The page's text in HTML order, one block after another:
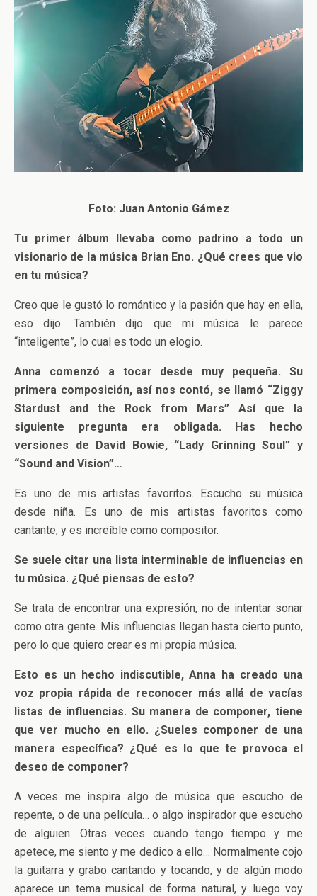
Foto: Juan Antonio Gámez
Tu primer álbum llevaba como padrino a todo un
visionario de la música Brian Eno. ¿Qué crees que vio
en tu música?
Creo que le gustó lo romántico y la pasión que hay en ella,
eso dijo. También dijo que mi música le parece
“inteligente”, lo cual es todo un elogio.
Anna comenzó a tocar desde muy pequeña. Su
primera composición, así nos contó, se llamó “Ziggy
Stardust and the Rock from Mars” Así que la
siguiente pregunta era obligada. Has hecho
versiones de David Bowie, “Lady Grinning Soul” y
“Sound and Vision”…
Es uno de mis artistas favoritos. Escucho su música
desde niña. Es uno de mis artistas favoritos como
cantante, y es increíble como compositor.
Se suele citar una lista interminable de influencias en
tu música. ¿Qué piensas de esto?
Se trata de encontrar una expresión, no de intentar sonar
como otra gente. Mis influencias llegan hasta cierto punto,
pero lo que quiero crear es mi propia música.
Esto es un hecho indiscutible, Anna ha creado una
voz propia rápida de reconocer más allá de vacías
listas de influencias. Su manera de componer, tiene
que ver mucho en ello. ¿Sueles componer de una
manera específica? ¿Qué es lo que te provoca el
deseo de componer?
A veces me inspira algo de música que escucho de
repente, o de una película… o algo inspirador que escucho
de alguien. Otras veces cuando tengo tiempo y me
apetece, me siento y me dedico a ello… Normalmente cojo
la guitarra y grabo cantando y tocando, y de algún modo
aparece un tema musical de forma natural, y luego voy